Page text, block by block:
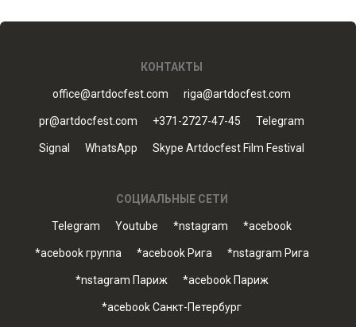
КОНТАКТЫ
office@artdocfest.com riga@artdocfest.com
pr@artdocfest.com +371-2727-47-45 Telegram
Signal WhatsApp Skype Artdocfest Film Festival
СОЦИАЛЬНЫЕ СЕТИ
Telegram Youtube *nstagram *acebook
*acebook группа *acebook Рига *nstagram Рига
*nstagram Париж *acebook Париж
*acebook Санкт-Петербург